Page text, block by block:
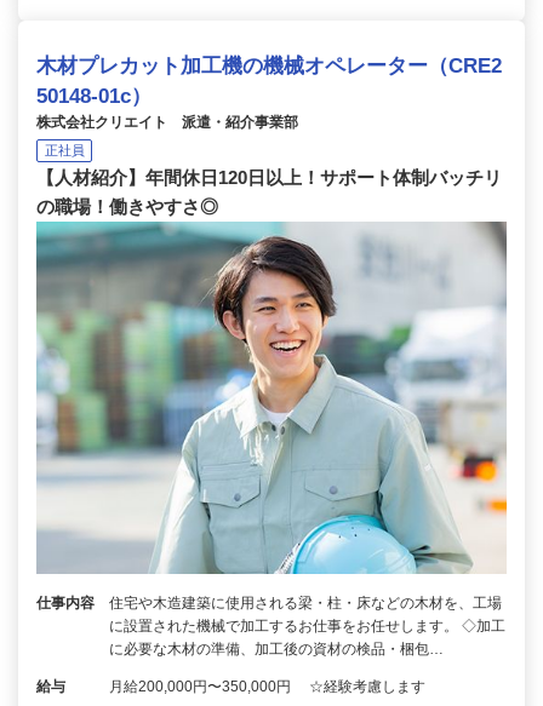
木材プレカット加工機の機械オペレーター（CRE2
50148-01c）
株式会社クリエイト 派遣・紹介事業部
正社員
【人材紹介】年間休日120日以上！サポート体制バッチリ
の職場！働きやすさ◎
仕事内容
住宅や木造建築に使用される梁・柱・床などの木材を、工場
に設置された機械で加工するお仕事をお任せします。 ◇加工
に必要な木材の準備、加工後の資材の検品・梱包…
給与 月給200,000円〜350,000円 ☆経験考慮します